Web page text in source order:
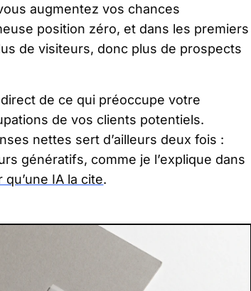
augmentez vos chances
position zéro, et dans les premiers
de visiteurs, donc plus de prospects
de ce qui préoccupe votre
de vos clients potentiels.
nettes sert d’ailleurs deux fois :
génératifs, comme je l’explique dans
IA la cite.